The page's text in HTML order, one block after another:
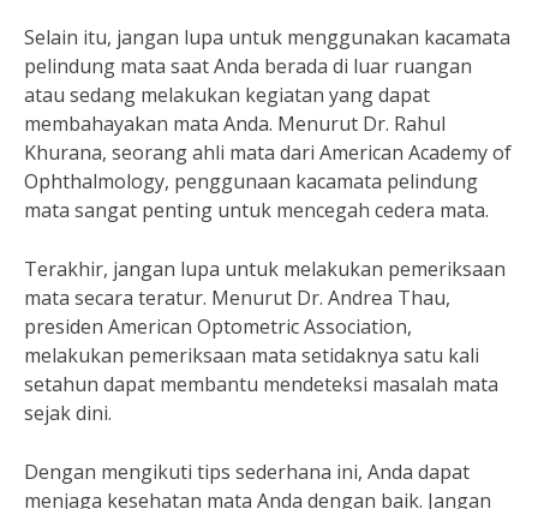
Selain itu, jangan lupa untuk menggunakan kacamata
pelindung mata saat Anda berada di luar ruangan
atau sedang melakukan kegiatan yang dapat
membahayakan mata Anda. Menurut Dr. Rahul
Khurana, seorang ahli mata dari American Academy of
Ophthalmology, penggunaan kacamata pelindung
mata sangat penting untuk mencegah cedera mata.
Terakhir, jangan lupa untuk melakukan pemeriksaan
mata secara teratur. Menurut Dr. Andrea Thau,
presiden American Optometric Association,
melakukan pemeriksaan mata setidaknya satu kali
setahun dapat membantu mendeteksi masalah mata
sejak dini.
Dengan mengikuti tips sederhana ini, Anda dapat
menjaga kesehatan mata Anda dengan baik. Jangan